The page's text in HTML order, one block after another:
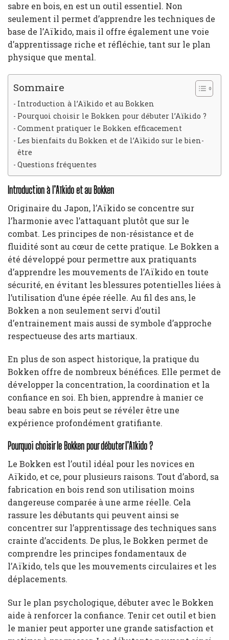
sabre en bois, en est un outil essentiel. Non
seulement il permet d’apprendre les techniques de
base de l’Aïkido, mais il offre également une voie
d’apprentissage riche et réfléchie, tant sur le plan
physique que mental.
Sommaire
Introduction à l’Aïkido et au Bokken
Pourquoi choisir le Bokken pour débuter l’Aïkido ?
Comment pratiquer le Bokken efficacement
Les bienfaits du Bokken et de l’Aïkido sur le bien-
être
Questions fréquentes
Introduction à l’Aïkido et au Bokken
Originaire du Japon, l’Aïkido se concentre sur
l’harmonie avec l’attaquant plutôt que sur le
combat. Les principes de non-résistance et de
fluidité sont au cœur de cette pratique. Le Bokken a
été développé pour permettre aux pratiquants
d’apprendre les mouvements de l’Aïkido en toute
sécurité, en évitant les blessures potentielles liées à
l’utilisation d’une épée réelle. Au fil des ans, le
Bokken a non seulement servi d’outil
d’entrainement mais aussi de symbole d’approche
respectueuse des arts martiaux.
En plus de son aspect historique, la pratique du
Bokken offre de nombreux bénéfices. Elle permet de
développer la concentration, la coordination et la
confiance en soi. Eh bien, apprendre à manier ce
beau sabre en bois peut se révéler être une
expérience profondément gratifiante.
Pourquoi choisir le Bokken pour débuter l’Aïkido ?
Le Bokken est l’outil idéal pour les novices en
Aïkido, et ce, pour plusieurs raisons. Tout d’abord, sa
fabrication en bois rend son utilisation moins
dangereuse comparée à une arme réelle. Cela
rassure les débutants qui peuvent ainsi se
concentrer sur l’apprentissage des techniques sans
crainte d’accidents. De plus, le Bokken permet de
comprendre les principes fondamentaux de
l’Aïkido, tels que les mouvements circulaires et les
déplacements.
Sur le plan psychologique, débuter avec le Bokken
aide à renforcer la confiance. Tenir cet outil et bien
le manier peut apporter une grande satisfaction et